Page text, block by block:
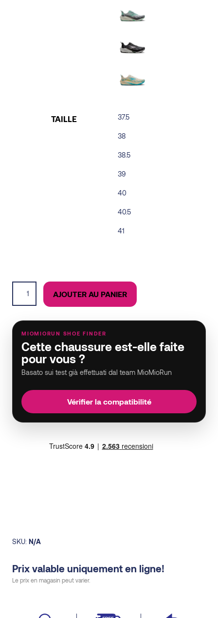
TAILLE 37.5
38
38.5
39
40
40.5
41
quantity
AJOUTER AU PANIER
MIOMIORUN SHOE FINDER
Cette chaussure est-elle faite
pour vous ?
Basato sui test già effettuati dal team MioMioRun
Vérifier la compatibilité
SKU: N/A
Prix valable uniquement en ligne!
Le prix en magasin peut varier.